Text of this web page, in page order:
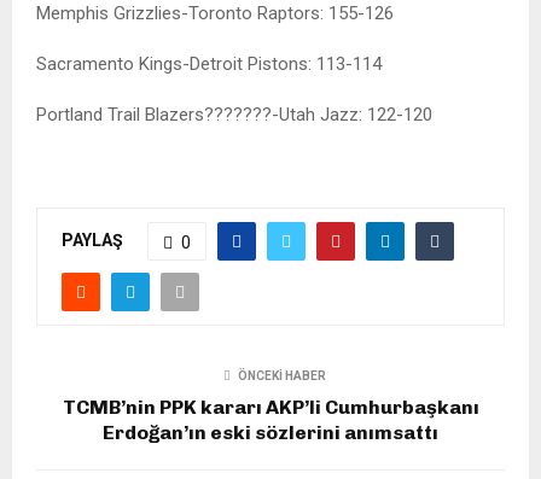
Memphis Grizzlies-Toronto Raptors: 155-126
Sacramento Kings-Detroit Pistons: 113-114
Portland Trail Blazers???????-Utah Jazz: 122-120
PAYLAŞ 0
ÖNCEKI HABER
TCMB’nin PPK kararı AKP’li Cumhurbaşkanı
Erdoğan’ın eski sözlerini anımsattı